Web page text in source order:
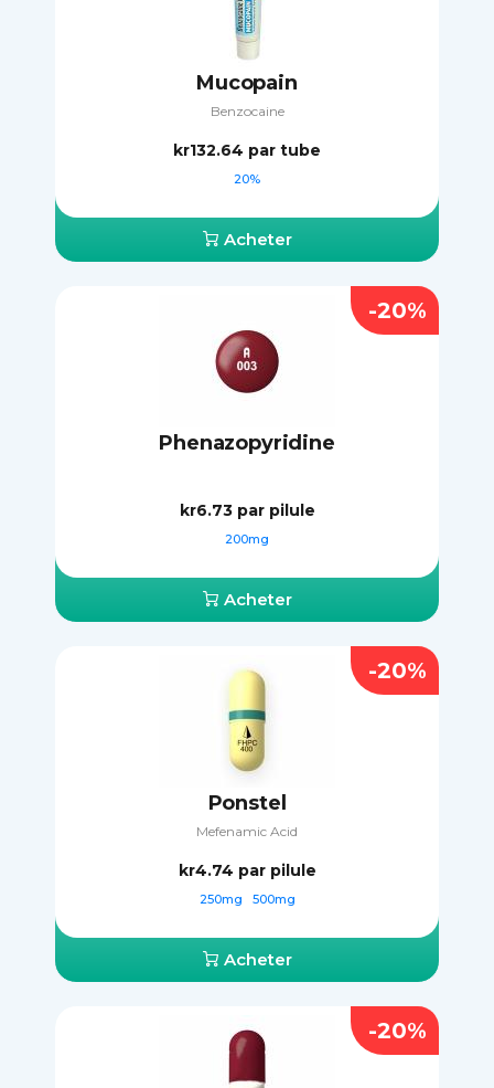
Mucopain
Benzocaine
kr132.64 par tube
20%
Acheter
Phenazopyridine
kr6.73 par pilule
200mg
Acheter
-20%
Ponstel
Mefenamic Acid
kr4.74 par pilule
250mg 500mg
Acheter
-20%
-20%